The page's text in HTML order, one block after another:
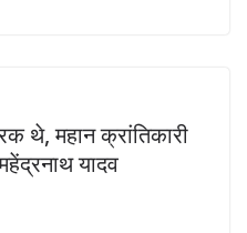
थे, महान क्रांतिकारी
यादव